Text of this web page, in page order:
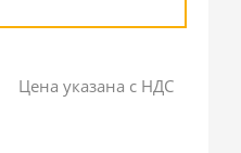
Цена указана с НДС